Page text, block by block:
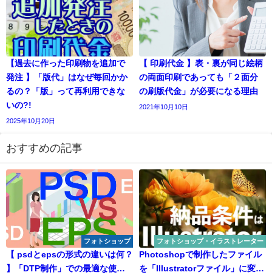
【過去に作った印刷物を追加で
発注 】「版代」はなぜ毎回かか
るの？「版」って再利用できな
いの?!
2025年10月20日
【 印刷代金 】表・裏が同じ絵柄
の両面印刷であっても「２面分
の刷版代金」が必要になる理由
2021年10月10日
おすすめの記事
フォトショップ
【 psdとepsの形式の違いは何？
】「DTP制作」での最適な使い
フォトショップ・イラストレーター
Photoshopで制作したファイル
を「Illustratorファイル」に変換